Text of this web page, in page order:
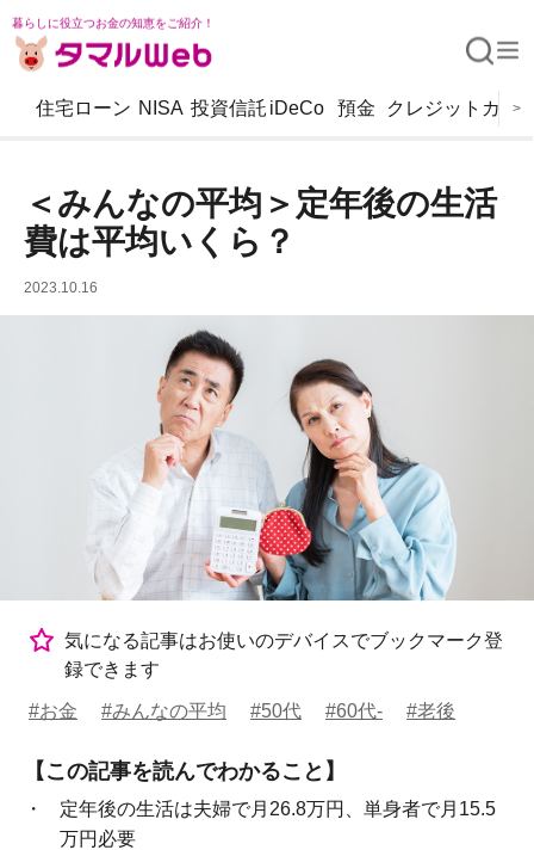
暮らしに役立つお金の知恵をご紹介！
住宅ローン NISA 投資信託 iDeCo 預金 クレジットカー
>
＜みんなの平均＞定年後の生活
費は平均いくら？
2023.10.16
気になる記事はお使いのデバイスでブックマーク登
録できます
#お金 #みんなの平均 #50代 #60代- #老後
【この記事を読んでわかること】
定年後の生活は夫婦で月26.8万円、単身者で月15.5
万円必要